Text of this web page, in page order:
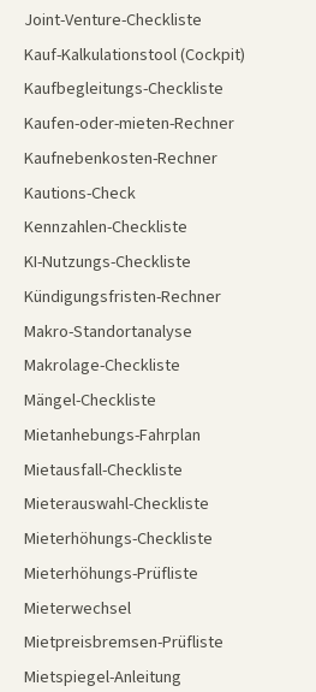
Joint-Venture-Checkliste
Kauf-Kalkulationstool (Cockpit)
Kaufbegleitungs-Checkliste
Kaufen-oder-mieten-Rechner
Kaufnebenkosten-Rechner
Kautions-Check
Kennzahlen-Checkliste
KI-Nutzungs-Checkliste
Kündigungsfristen-Rechner
Makro-Standortanalyse
Makrolage-Checkliste
Mängel-Checkliste
Mietanhebungs-Fahrplan
Mietausfall-Checkliste
Mieterauswahl-Checkliste
Mieterhöhungs-Checkliste
Mieterhöhungs-Prüfliste
Mieterwechsel
Mietpreisbremsen-Prüfliste
Mietspiegel-Anleitung